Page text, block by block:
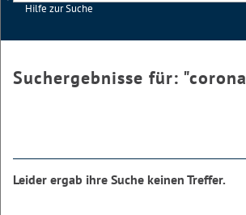
Hilfe zur Suche
Suchergebnisse für: "corona
Leider ergab ihre Suche keinen Treffer.